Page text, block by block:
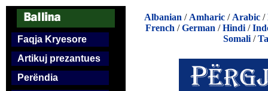
Faqja Kryesore
Artikuj prezantues
Perëndia
Albanian / Amharic / Arabic /
French /German /Hindi /
Somali/